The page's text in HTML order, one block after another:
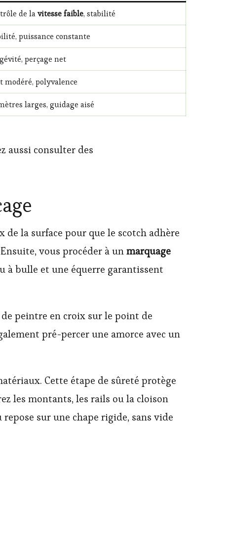
de lavitesse faible, stabilité
puissance constante
perçage net
modéré, polyvalence
larges, guidage aisé
aussi consulter des
la surface pour que le scotch adhère
vous procéder à unmarquage
à bulle et une équerre garantissent
peintre en croix sur le point de
pré-percer une amorce avec un
Cette étape de sûreté protège
les montants, les rails ou la cloison
sur une chape rigide, sans vide